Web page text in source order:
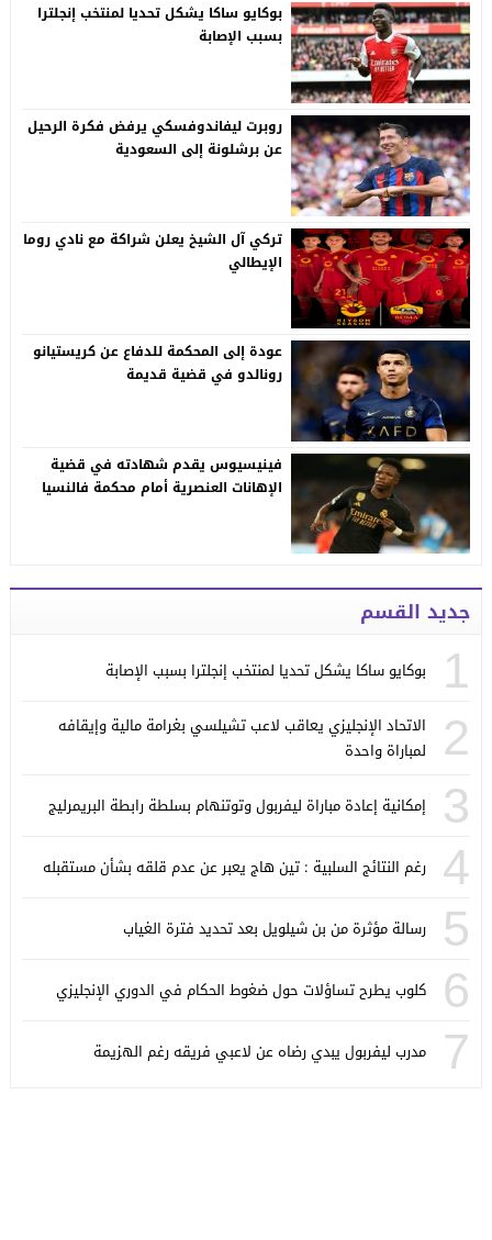
بوكايو ساكا يشكل تحديا لمنتخب إنجلترا
بسبب الإصابة
روبرت ليفاندوفسكي يرفض فكرة الرحيل
عن برشلونة إلى السعودية
تركي آل الشيخ يعلن شراكة مع نادي روما
الإيطالي
عودة إلى المحكمة للدفاع عن كريستيانو
رونالدو في قضية قديمة
فينيسيوس يقدم شهادته في قضية
الإهانات العنصرية أمام محكمة فالنسيا
جديد القسم
1 بوكايو ساكا يشكل تحديا لمنتخب إنجلترا بسبب الإصابة
2
الاتحاد الإنجليزي يعاقب لاعب تشيلسي بغرامة مالية وإيقافه
لمباراة واحدة
3 إمكانية إعادة مباراة ليفربول وتوتنهام بسلطة رابطة البريمرليج
4 رغم النتائج السلبية : تين هاج يعبر عن عدم قلقه بشأن مستقبله
5 رسالة مؤثرة من بن شيلويل بعد تحديد فترة الغياب
6 كلوب يطرح تساؤلات حول ضغوط الحكام في الدوري الإنجليزي
7 مدرب ليفربول يبدي رضاه عن لاعبي فريقه رغم الهزيمة